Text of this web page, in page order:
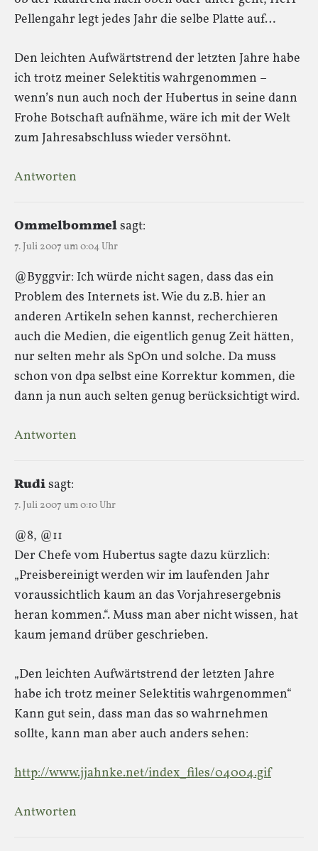
Pellengahr legt jedes Jahr die selbe Platte auf…
Den leichten Aufwärtstrend der letzten Jahre habe
ich trotz meiner Selektitis wahrgenommen –
wenn’s nun auch noch der Hubertus in seine dann
Frohe Botschaft aufnähme, wäre ich mit der Welt
zum Jahresabschluss wieder versöhnt.
Antworten
Ommelbommelsagt:
7. Juli 2007 um 0:04 Uhr
@Byggvir: Ich würde nicht sagen, dass das ein
Problem des Internets ist. Wie du z.B. hier an
anderen Artikeln sehen kannst, recherchieren
auch die Medien, die eigentlich genug Zeit hätten,
nur selten mehr als SpOn und solche. Da muss
schon von dpa selbst eine Korrektur kommen, die
dann ja nun auch selten genug berücksichtigt wird.
Antworten
Rudisagt:
7. Juli 2007 um 0:10 Uhr
@8, @11
Der Chefe vom Hubertus sagte dazu kürzlich:
„Preisbereinigt werden wir im laufenden Jahr
voraussichtlich kaum an das Vorjahresergebnis
heran kommen.“. Muss man aber nicht wissen, hat
kaum jemand drüber geschrieben.
„Den leichten Aufwärtstrend der letzten Jahre
habe ich trotz meiner Selektitis wahrgenommen“
Kann gut sein, dass man das so wahrnehmen
sollte, kann man aber auch anders sehen:
http://www.jjahnke.net/index_files/04004.gif
Antworten